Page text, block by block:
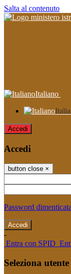
Salta al contenuto
Italiano
Accedi
Accedi
button close ×
Password
-
Entra con SPID
Seleziona utente